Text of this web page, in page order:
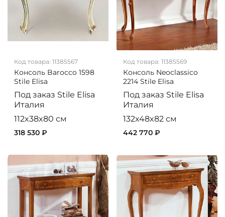
Код товара: 11385567
Консоль Barocco 1598
Stile Elisa
Под заказ Stile Elisa
Италия
112x38x80 см
318 530 ₽
Код товара: 11385569
Консоль Neoclassico
2214 Stile Elisa
Под заказ Stile Elisa
Италия
132x48x82 см
442 770 ₽